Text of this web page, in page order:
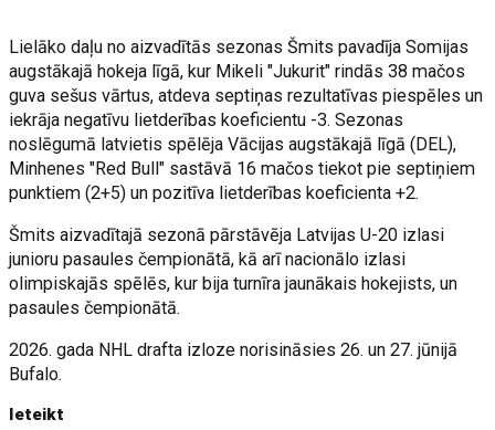
Lielāko daļu no aizvadītās sezonas Šmits pavadīja Somijas
augstākajā hokeja līgā, kur Mikeli "Jukurit" rindās 38 mačos
guva sešus vārtus, atdeva septiņas rezultatīvas piespēles un
iekrāja negatīvu lietderības koeficientu -3. Sezonas
noslēgumā latvietis spēlēja Vācijas augstākajā līgā (DEL),
Minhenes "Red Bull" sastāvā 16 mačos tiekot pie septiņiem
punktiem (2+5) un pozitīva lietderības koeficienta +2.
Šmits aizvadītajā sezonā pārstāvēja Latvijas U-20 izlasi
junioru pasaules čempionātā, kā arī nacionālo izlasi
olimpiskajās spēlēs, kur bija turnīra jaunākais hokejists, un
pasaules čempionātā.
2026. gada NHL drafta izloze norisināsies 26. un 27. jūnijā
Bufalo.
Ieteikt